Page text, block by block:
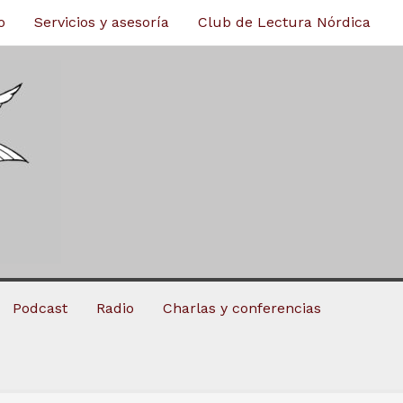
Servicios y asesoría Club de Lectura Nórdica
Podcast Radio Charlas y conferencias